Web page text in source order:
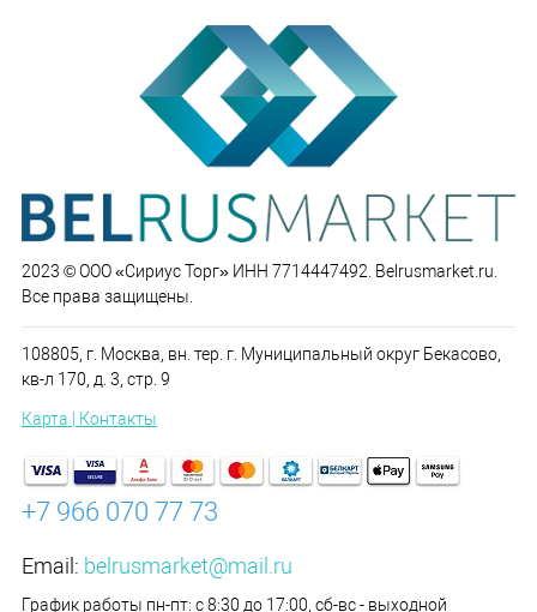
2023 © ООО «Сириус Торг» ИНН 7714447492. Belrusmarket.ru.
Все права защищены.
108805, г. Москва, вн. тер. г. Муниципальный округ Бекасово,
кв-л 170, д. 3, стр. 9
Карта | Контакты
+7 966 070 77 73
Email: belrusmarket@mail.ru
График работы пн-пт: с 8:30 до 17:00, сб-вс - выходной